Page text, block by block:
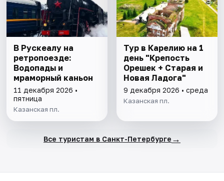
В Рускеалу на
ретропоезде:
Водопады и
мраморный каньон
11 декабря 2026 •
пятница
Казанская пл.
Тур в Карелию на 1
день "Крепость
Орешек + Старая и
Новая Ладога"
9 декабря 2026 • среда
Казанская пл.
Все туристам в Санкт-Петербурге →